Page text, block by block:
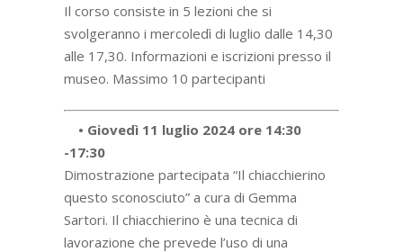
Il corso consiste in 5 lezioni che si
svolgeranno i mercoledì di luglio dalle 14,30
alle 17,30. Informazioni e iscrizioni presso il
museo. Massimo 10 partecipanti
• Giovedì 11 luglio 2024 ore 14:30
-17:30
Dimostrazione partecipata “Il chiacchierino
questo sconosciuto” a cura di Gemma
Sartori. Il chiacchierino è una tecnica di
lavorazione che prevede l’uso di una